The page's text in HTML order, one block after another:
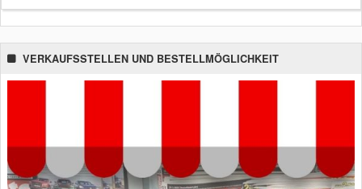
VERKAUFSSTELLEN UND BESTELLMÖGLICHKEIT